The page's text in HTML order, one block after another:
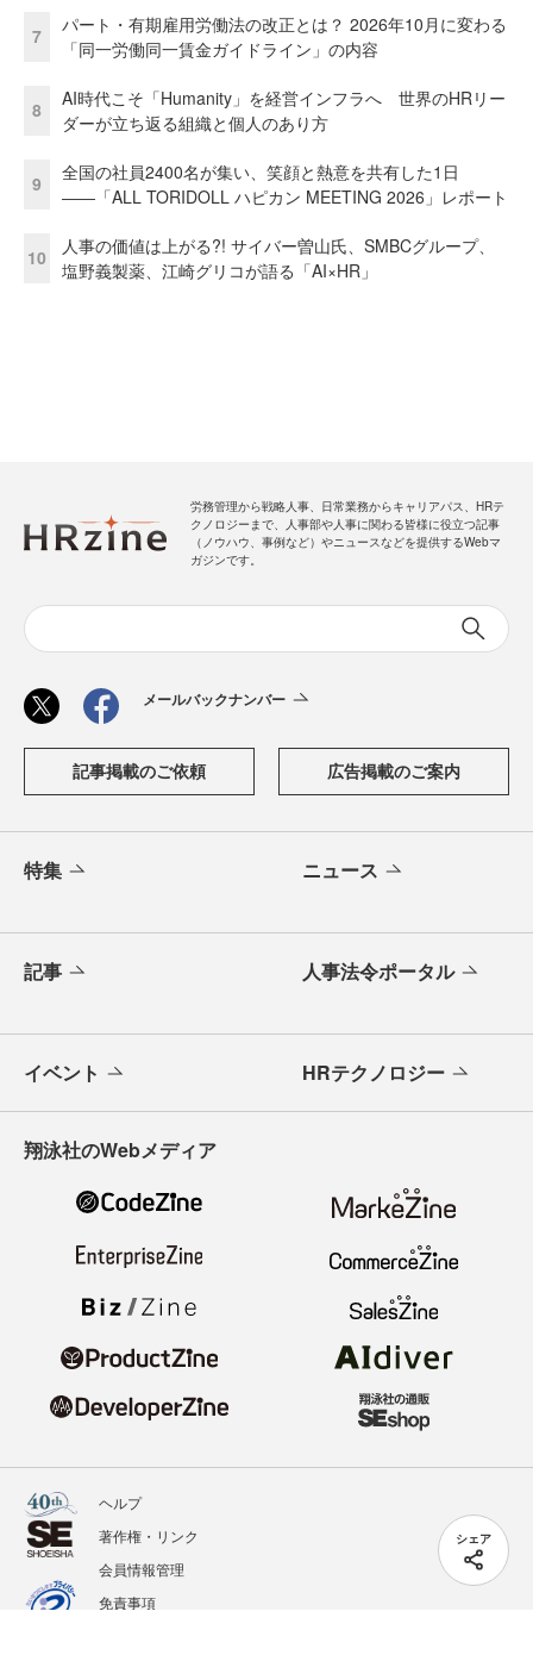
シェア
7
パート・有期雇用労働法の改正とは？ 2026年10月に変わる
「同一労働同一賃金ガイドライン」の内容
8
AI時代こそ「Humanity」を経営インフラへ 世界のHRリー
ダーが立ち返る組織と個人のあり方
9
全国の社員2400名が集い、笑顔と熱意を共有した1日
――「ALL TORIDOLL ハピカン MEETING 2026」レポート
10
人事の価値は上がる?! サイバー曽山氏、SMBCグループ、
塩野義製薬、江崎グリコが語る「AI×HR」
労務管理から戦略人事、日常業務からキャリアパス、HRテ
クノロジーまで、人事部や人事に関わる皆様に役立つ記事
（ノウハウ、事例など）やニュースなどを提供するWebマ
ガジンです。
メールバックナンバー
記事掲載のご依頼 広告掲載のご案内
特集 ニュース
記事 人事法令ポータル
イベント HRテクノロジー
翔泳社のWebメディア
ヘルプ
著作権・リンク
会員情報管理
免責事項